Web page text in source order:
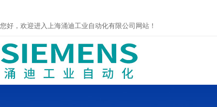
您好，欢迎进入上海涌迪工业自动化有限公司网站！